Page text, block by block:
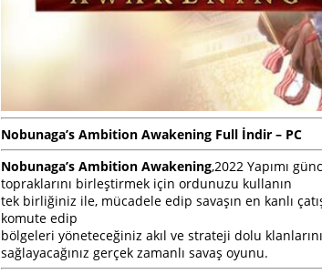
Nobunaga’s Ambition Awakening Full İndir – PC
Nobunaga’s Ambition Awakening,2022 Yapımı
topraklarını birleştirmek için ordunuzu kullanın
tek birliğiniz ile, mücadele edip savaşın en kanlı
komute edip
bölgeleri yöneteceğiniz akıl ve strateji dolu
sağlayacağınız gerçek zamanlı savaş oyunu.